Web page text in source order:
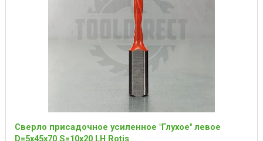
Сверло присадочное усиленное "Глухое" левое
D=5x45x70 S=10x20 LH Rotis